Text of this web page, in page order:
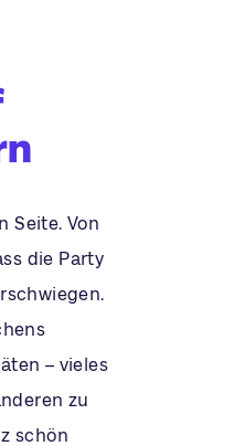
Seite. Von
die Party
– vieles
zu
schön